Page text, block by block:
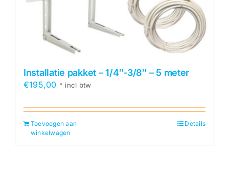
Installatie pakket – 1/4″-3/8″ – 5 meter
€195,00 * incl btw
Toevoegen aan
winkelwagen
Details